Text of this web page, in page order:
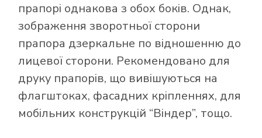
прапорі однакова з обох боків. Однак,
зображення зворотньої сторони
прапора дзеркальне по відношенню до
лицевої сторони. Рекомендовано для
друку прапорів, що вивішуються на
флагштоках, фасадних кріпленнях, для
мобільних конструкцій “Віндер”, тощо.